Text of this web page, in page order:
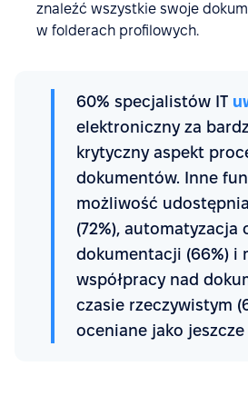
znaleźć wszystkie swoje
w folderach profilowych.
60% specjalistów IT
elektroniczny za
krytyczny aspekt
dokumentów. Inne
możliwość
(72%), automatyzacja
dokumentacji (66%) i
współpracy nad
czasie rzeczywistym
oceniane jako